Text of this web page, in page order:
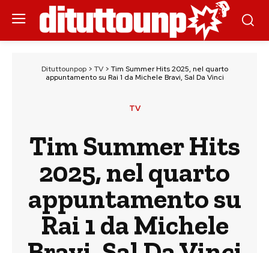
Dituttounpop> TV> Tim Summer Hits 2025, nel quarto
appuntamento su Rai 1 da Michele Bravi, Sal Da Vinci
TV
Tim Summer Hits
2025, nel quarto
appuntamento su
Rai 1 da Michele